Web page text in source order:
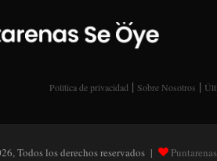
Política de privacidad | Sobre Nosotros |
Todos los derechos reservados |